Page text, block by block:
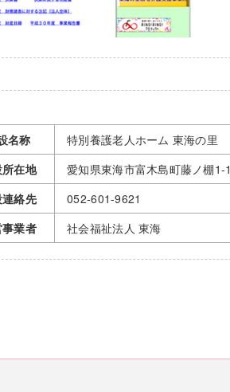
名称
特別養護老人ホーム 東海の里
在地
愛知県東海市富木島町藤ノ棚1-1
絡先
052-601-9621
業者
社会福祉法人 東海